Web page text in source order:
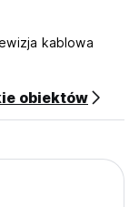
kablowa
obiektów